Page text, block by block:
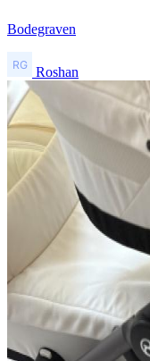
Bodegraven
Roshan